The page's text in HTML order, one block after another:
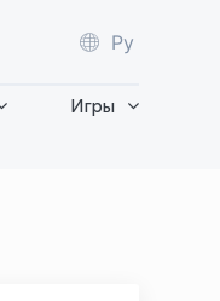
Ру
Игры